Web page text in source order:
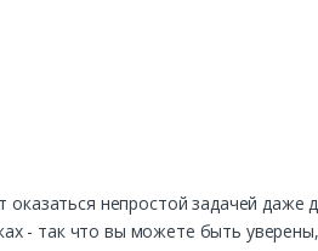
непростой задачей даже
- так что вы можете быть